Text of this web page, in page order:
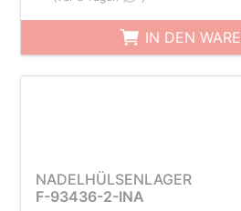
IN DEN
NADELHÜLSENLAGER
F-93436-2-INA